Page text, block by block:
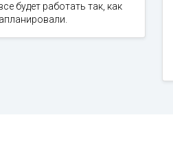
будет работать так, как